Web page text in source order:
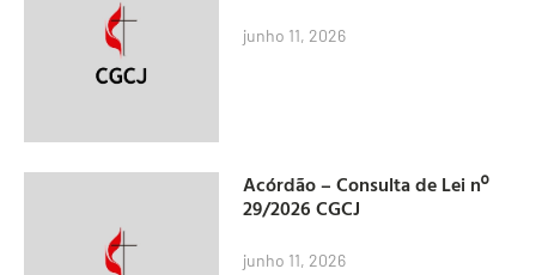
junho 11, 2026
Acórdão – Consulta de Lei nº
29/2026 CGCJ
junho 11, 2026